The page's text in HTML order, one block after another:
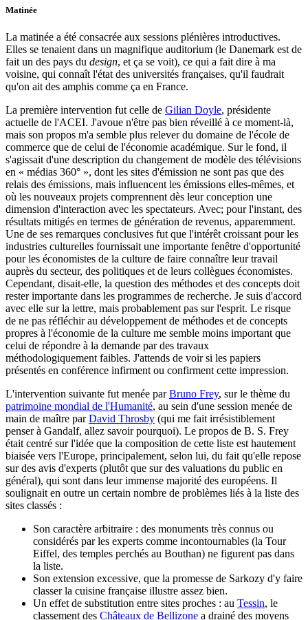
Matinée
La matinée a été consacrée aux sessions plénières introductives.
Elles se tenaient dans un magnifique auditorium (le Danemark est de
fait un des pays du design, et ça se voit), ce qui a fait dire à ma
voisine, qui connaît l'état des universités françaises, qu'il faudrait
qu'on ait des amphis comme ça en France.
La première intervention fut celle de Gilian Doyle, présidente
actuelle de l'ACEI. J'avoue n'être pas bien réveillé à ce moment-là,
mais son propos m'a semble plus relever du domaine de l'école de
commerce que de celui de l'économie académique. Sur le fond, il
s'agissait d'une description du changement de modèle des télévisions
en « médias 360° », dont les sites d'émission ne sont pas que des
relais des émissions, mais influencent les émissions elles-mêmes, et
où les nouveaux projets comprennent dès leur conception une
dimension d'interaction avec les spectateurs. Avec; pour l'instant, des
résultats mitigés en termes de génération de revenus, apparemment.
Une de ses remarques conclusives fut que l'intérêt croissant pour les
industries culturelles fournissait une importante fenêtre d'opportunité
pour les économistes de la culture de faire connaître leur travail
auprès du secteur, des politiques et de leurs collègues économistes.
Cependant, disait-elle, la question des méthodes et des concepts doit
rester importante dans les programmes de recherche. Je suis d'accord
avec elle sur la lettre, mais probablement pas sur l'esprit. Le risque
de ne pas réfléchir au développement de méthodes et de concepts
propres à l'économie de la culture me semble moins important que
celui de répondre à la demande par des travaux
méthodologiquement faibles. J'attends de voir si les papiers
présentés en conférence infirment ou confirment cette impression.
L'intervention suivante fut menée parBruno Frey, sur le thème du
patrimoine mondial de l'Humanité, au sein d'une session menée de
main de maître parDavid Throsby (qui me fait irrésistiblement
penser à Gandalf, allez savoir pourquoi). Le propos de B. S. Frey
était centré sur l'idée que la composition de cette liste est hautement
biaisée vers l'Europe, principalement, selon lui, du fait qu'elle repose
sur des avis d'experts (plutôt que sur des valuations du public en
général), qui sont dans leur immense majorité des européens. Il
soulignait en outre un certain nombre de problèmes liés à la liste des
sites classés :
Son caractère arbitraire : des monuments très connus ou
considérés par les experts comme incontournables (la Tour
Eiffel, des temples perchés au Bouthan) ne figurent pas dans
la liste.
Son extension excessive, que la promesse de Sarkozy d'y faire
classer la cuisine française illustre assez bien.
Un effet de substitution entre sites proches : au Tessin, le
classement des Châteaux de Bellizone a drainé des moyens